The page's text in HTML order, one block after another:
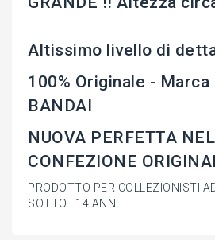
Altissimo livello di
100% Originale - Marca
BANDAI
NUOVA PERFETTA
CONFEZIONE
PRODOTTO PER COLLEZIONISTI
SOTTO I 14 ANNI